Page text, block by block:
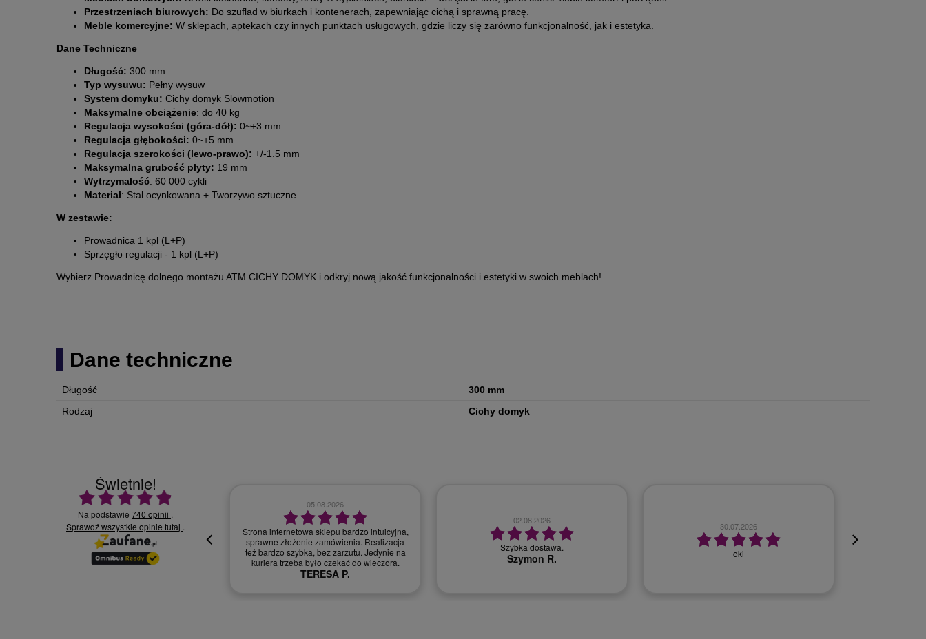
Przestrzeniach biurowych: Do szuflad w biurkach i kontenerach, zapewniając cichą i sprawną pracę.
Meble komercyjne: W sklepach, aptekach czy innych punktach usługowych, gdzie liczy się zarówno funkcjonalność, jak i estetyka.
Dane Techniczne
Długość: 300 mm
Typ wysuwu: Pełny wysuw
System domyku: Cichy domyk Slowmotion
Maksymalne obciążenie: do 40 kg
Regulacja wysokości (góra-dół): 0~+3 mm
Regulacja głębokości: 0~+5 mm
Regulacja szerokości (lewo-prawo): +/-1.5 mm
Maksymalna grubość płyty: 19 mm
Wytrzymałość: 60 000 cykli
Materiał: Stal ocynkowana + Tworzywo sztuczne
W zestawie:
Prowadnica 1 kpl (L+P)
Sprzęgło regulacji - 1 kpl (L+P)
Wybierz Prowadnicę dolnego montażu ATM CICHY DOMYK i odkryj nową jakość funkcjonalności i estetyki w swoich meblach!
Dane techniczne
Długość
300 mm
Rodzaj
Cichy domyk
Świetnie!
Ocena średnia 4.9 na 5
Na podstawie 740 opinii .
Sprawdź wszystkie opinie tutaj .
30.07.2026
oki
30.07.2026
Wszystko super, miła i profesjonalna
obsługa.
bardzo dobry kontakt, szybka realizacja
zamówienia
Monika T.
23.07.2026
Szybko, bezproblemowo.